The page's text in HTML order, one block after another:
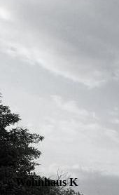
Wohnhaus K